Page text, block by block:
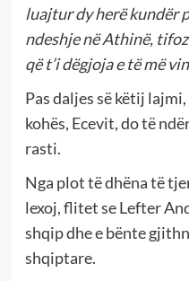
luajtur dy herë kundër
ndeshje në Athinë,
që t’i dëgjoja e të më
Pas daljes së këtij
kohës, Ecevit, do të
rasti.
Nga plot të dhëna të
lexoj, flitet se Lefter
shqip dhe e bënte
shqiptare.